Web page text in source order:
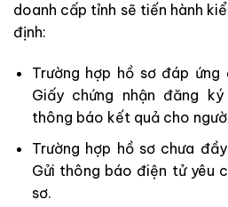
doanh cấp tỉnh sẽ tiến hành
định:
Trường hợp hồ sơ đáp
Giấy chứng nhận đăng
thông báo kết quả cho
Trường hợp hồ sơ chưa
Gửi thông báo điện tử yêu
sơ.